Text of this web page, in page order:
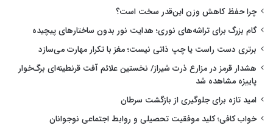
چرا حفظ کاهش وزن این‌قدر سخت است؟
گام بزرگ برای تراشه‌های نوری؛ هدایت نور بدون ساختارهای پیچیده
برتری دست راست یا چپ ذاتی نیست؛ مغز با تکرار مهارت می‌سازد
هشدار قرمز در مزارع ذرت شیراز/ نخستین علائم آفت قرنطینه‌ای برگ‌خوار
پاییزه مشاهده شد
امید تازه برای جلوگیری از بازگشت سرطان
خواب کافی؛ کلید موفقیت تحصیلی و روابط اجتماعی نوجوانان